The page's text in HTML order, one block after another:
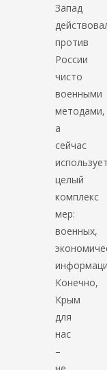
Запад
против
России
чисто
военными
методами,
а
сейчас
использует
целый
комплекс
мер:
военных,
Конечно,
Крым
для
нас
–